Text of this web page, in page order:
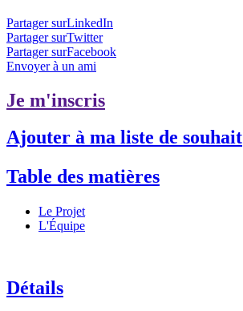
Partager surLinkedIn
Partager surTwitter
Partager surFacebook
Envoyer à un ami
Je m'inscris
Ajouter à ma liste de souhait
Table des matières
Le Projet
L'Équipe
Détails